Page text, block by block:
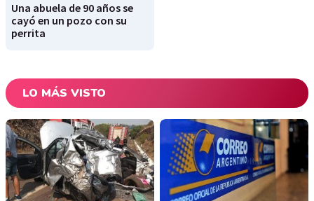
Una abuela de 90 años se
cayó en un pozo con su
perrita
LO MÁS VISTO